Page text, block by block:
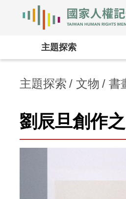
主題探索
主題探索 文物 書
劉辰旦創作之